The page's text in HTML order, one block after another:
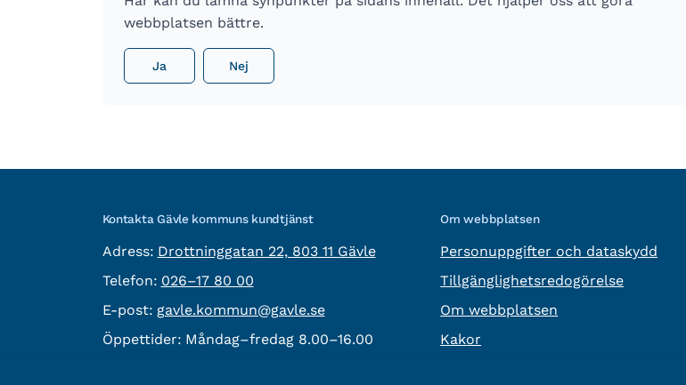
webbplatsen bättre.
Ja Nej
Kontakta Gävle kommuns kundtjänst
Adress: besöksadress:
Drottninggatan 22, 803 11 Gävle
Telefon: Telefon:
026–17 80 00
E-post: E-post:
gavle.kommun@gavle.se
Öppettider: Måndag–fredag 8.00–16.00
Om webbplatsen
Personuppgifter och dataskydd
Tillgänglighetsredogörelse
Om webbplatsen
Kakor